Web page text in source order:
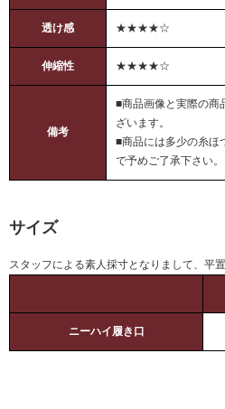
透け感 ★★★★☆
伸縮性 ★★★★☆
備考
■商品画像と実際の商
ざいます。
■商品には多少の糸ほ
で予めご了承下さい。
サイズ
スタッフによる素人採寸となりまして、平
ニーハイ履き口